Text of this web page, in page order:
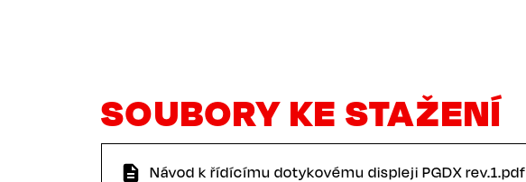
SOUBORY KE STAŽENÍ
Návod k řídícímu dotykovému displeji PGDX rev.1.pdf